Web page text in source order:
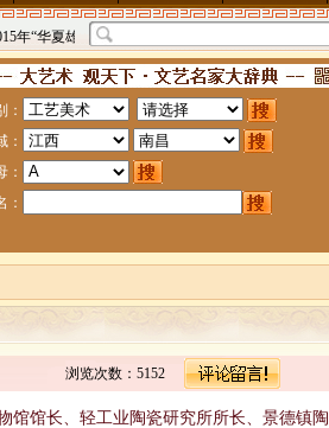
“华夏雄风” 第五届中国风全国书画交流赛暨纪念抗
70周年书画展7月28日起征稿2015/7/28
：
：
：
：
浏览次数：5152
馆馆长、轻工业陶瓷研究所所长、景德镇陶